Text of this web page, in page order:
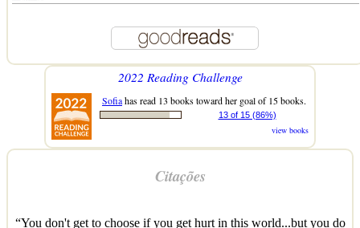
2022 Reading Challenge
Sofiahas read 13 books toward her goal of 15 books.
13 of 15 (86%)
view books
Citações
“You don't get to choose if you get hurt in this world...but you do